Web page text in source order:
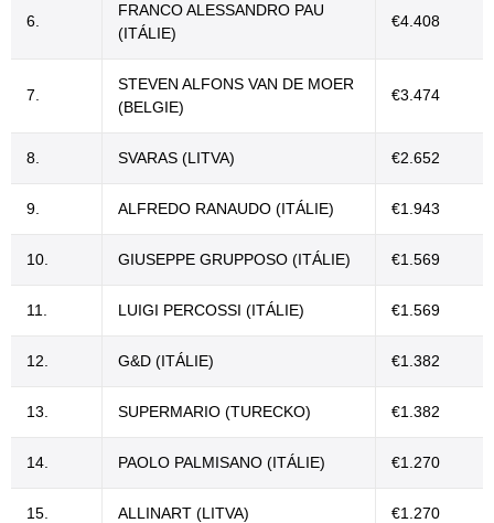
6.
FRANCO ALESSANDRO PAU
(ITÁLIE)
€4.408
7.
STEVEN ALFONS VAN DE MOER
(BELGIE)
€3.474
8. SVARAS (LITVA) €2.652
9. ALFREDO RANAUDO (ITÁLIE) €1.943
10. GIUSEPPE GRUPPOSO (ITÁLIE) €1.569
11. LUIGI PERCOSSI (ITÁLIE) €1.569
12. G&D (ITÁLIE) €1.382
13. SUPERMARIO (TURECKO) €1.382
14. PAOLO PALMISANO (ITÁLIE) €1.270
15. ALLINART (LITVA) €1.270